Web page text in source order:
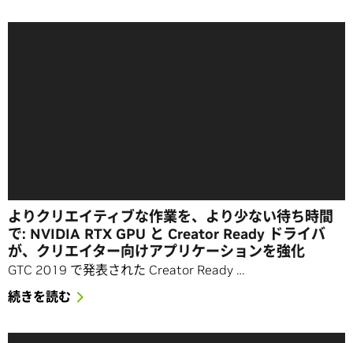
よりクリエイティブな作業を、より少ない待ち時間
で: NVIDIA RTX GPU と Creator Ready ドライバ
が、クリエイター向けアプリケーションを強化
GTC 2019 で発表された Creator Ready …
続きを読む